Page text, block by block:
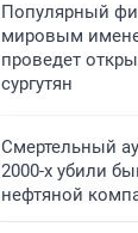
Популярный
мировым
проведет
сургутян
Смертельный
2000-х убили
нефтяной